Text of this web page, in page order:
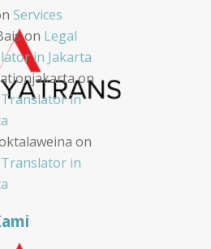
Services
on Legal
in Jakarta
on
in
on
in